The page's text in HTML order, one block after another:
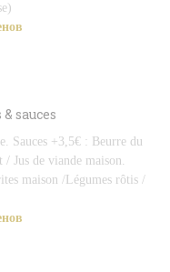
sauces
Sauces +3,5€ : Beurre du
Jus de viande maison.
maison /Légumes rôtis /